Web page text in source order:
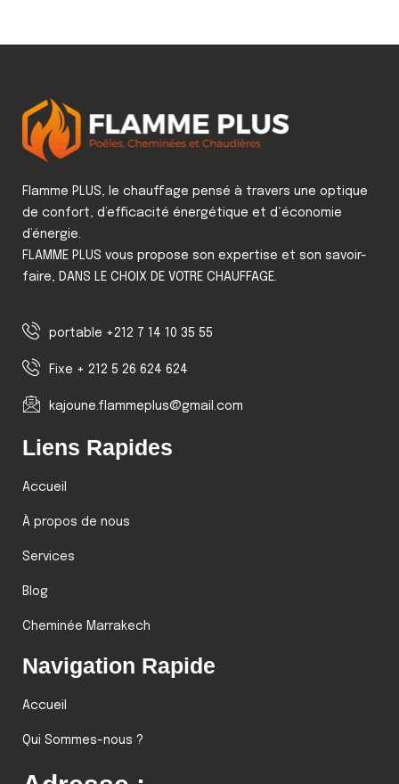
Flamme PLUS, le chauffage pensé à travers une optique
de confort, d’efficacité énergétique et d‘économie
d’énergie.
FLAMME PLUS vous propose son expertise et son savoir-
faire, DANS LE CHOIX DE VOTRE CHAUFFAGE.
portable +212 7 14 10 35 55
Fixe + 212 5 26 624 624
kajoune.flammeplus@gmail.com
Liens Rapides
Accueil
À propos de nous
Services
Blog
Cheminée Marrakech
Navigation Rapide
Accueil
Qui Sommes-nous ?